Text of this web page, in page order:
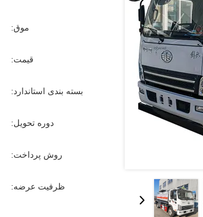
موق:
قیمت:
بسته بندی استاندارد:
دوره تحویل:
روش پرداخت:
ظرفیت عرضه: